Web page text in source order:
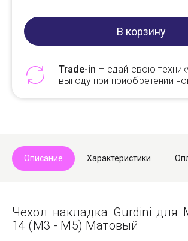
В корзину
Trade-in – сдай свою
выгоду при приобретении
Описание Характеристики
Чехол накладка Gurdini для
14 (M3 - M5) Матовый